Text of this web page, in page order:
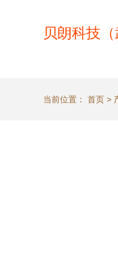
贝朗科技
当前位置： 首页 >